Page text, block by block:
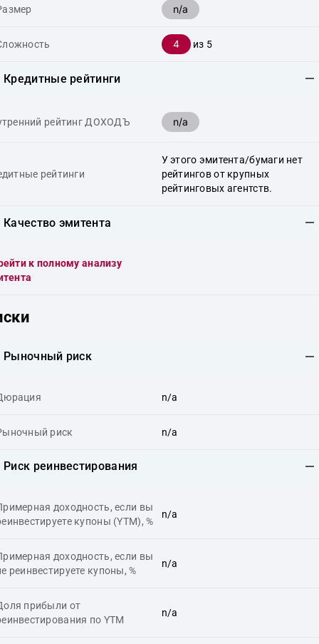
n/a
4 из 5
Кредитные рейтинги
рейтинг ДОХОДЪ n/a
рейтинги
У этого эмитента/бумаги нет
рейтингов от крупных
рейтинговых агентств.
Качество эмитента
к полному анализу
Рыночный риск
n/a
риск n/a
Риск реинвестирования
доходность, если вы
купоны (YTM), %
n/a
доходность, если вы
реинвестируете купоны, %
n/a
прибыли от
по YTM
n/a